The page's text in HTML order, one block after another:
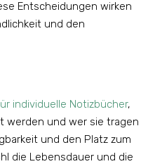
Entscheidungen wirken
und den
individuelle Notizbücher,
werden und wer sie tragen
und den Platz zum
die Lebensdauer und die